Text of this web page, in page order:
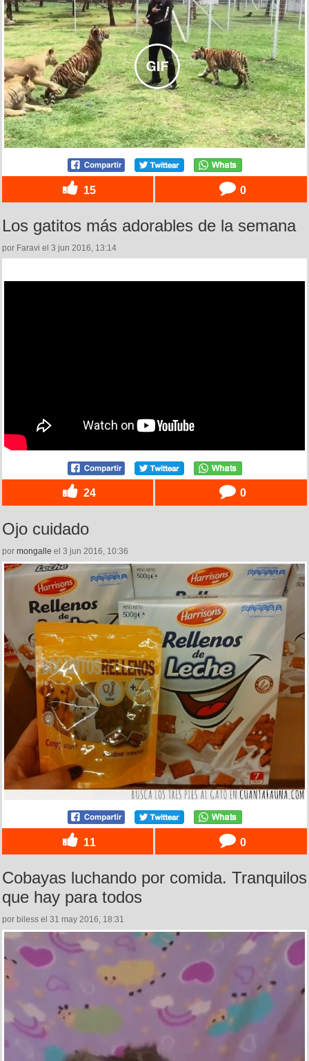
15 0
Los gatitos más adorables de la semana
por Faravi el 3 jun 2016, 13:14
24 0
Ojo cuidado
por mongalle el 3 jun 2016, 10:36
11 0
Cobayas luchando por comida. Tranquilos
que hay para todos
por biless el 31 may 2016, 18:31